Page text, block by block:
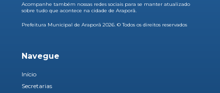
Acompanhe também nossas redes sociais para se manter atualizado
sobre tudo que acontece na cidade de Araporã.
Prefeitura Municipal de Araporã 2026. © Todos os direitos reservados
Navegue
Início
Secretarias